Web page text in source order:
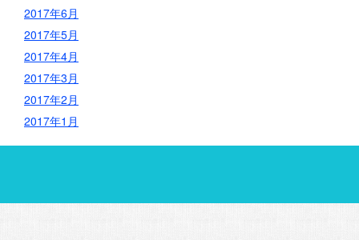
2017年6月
2017年5月
2017年4月
2017年3月
2017年2月
2017年1月